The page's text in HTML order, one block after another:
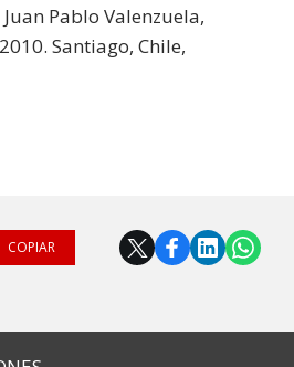
Pablo Valenzuela,
Santiago, Chile,
COPIAR